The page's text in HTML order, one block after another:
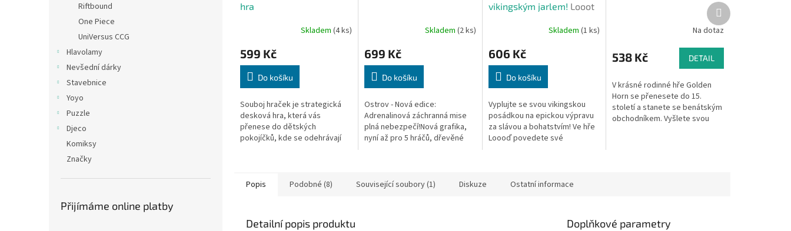
Riftbound
One Piece
UniVersus CCG
Hlavolamy
Nevšední dárky
Stavebnice
Yoyo
Puzzle
Djeco
Komiksy
Značky
Přijímáme online platby
hra
Skladem (4 ks)
599 Kč
Do košíku
Souboj hraček je strategická
desková hra, která vás
přenese do dětských
pokojíčků, kde se odehrávají
Skladem (2 ks)
699 Kč
Do košíku
Ostrov - Nová edice:
Adrenalinová záchranná mise
plná nebezpečí!Nová grafika,
nyní až pro 5 hráčů, dřevěné
vikingským jarlem! Looot
Skladem(1 ks)
606 Kč
Do košíku
Vyplujte se svou vikingskou
posádkou na epickou výpravu
za slávou a bohatstvím! Ve hře
Loooď povedete své
Na dotaz
538 Kč DETAIL
V krásné rodinné hře Golden
Horn se přenesete do 15.
století a stanete se benátským
obchodníkem. Vyšlete svou
Další
produkt
Popis Podobné (8) Související soubory (1) Diskuze Ostatní informace
Detailní popis produktu Doplňkové parametry